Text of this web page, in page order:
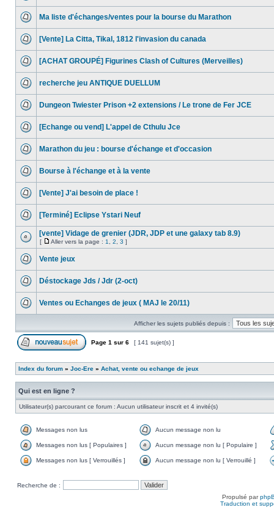
Ma liste d'échanges/ventes pour la bourse du Marathon
[Vente] La Citta, Tikal, 1812 l'invasion du canada
[ACHAT GROUPÉ] Figurines Clash of Cultures (Merveilles)
recherche jeu ANTIQUE DUELLUM
Dungeon Twiester Prison +2 extensions / Le trone de Fer JCE
[Echange ou vend] L'appel de Cthulu Jce
Marathon du jeu : bourse d'échange et d'occasion
Bourse à l'échange et à la vente
[Vente] J'ai besoin de place !
[Terminé] Eclipse Ystari Neuf
[vente] Vidage de grenier (JDR, JDP et une galaxy tab 8.9)
[ Aller vers la page : 1 2 3 ]
Vente jeux
Déstockage Jds / Jdr (2-oct)
Ventes ou Echanges de jeux ( MAJ le 20/11)
Afficher les sujets publiés depuis :
Page 1 sur 6 [ 141 sujet(s) ]
Index du forum » Joc-Ere » Achat, vente ou echange de jeux
Qui est en ligne ?
Utilisateur(s) parcourant ce forum : Aucun utilisateur inscrit et 4 invité(s)
Messages non lus Aucun message non lu
Messages non lus [ Populaires ] Aucun message non lu [ Populaire ]
Messages non lus [ Verrouillés ] Aucun message non lu [ Verrouillé ]
Recherche de :
Propulsé par
Traduction et